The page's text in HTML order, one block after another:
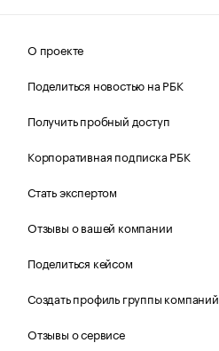
О проекте
Поделиться новостью на РБК
Получить пробный доступ
Корпоративная подписка РБК
Стать экспертом
Отзывы о вашей компании
Поделиться кейсом
Создать профиль группы компаний
Отзывы о сервисе